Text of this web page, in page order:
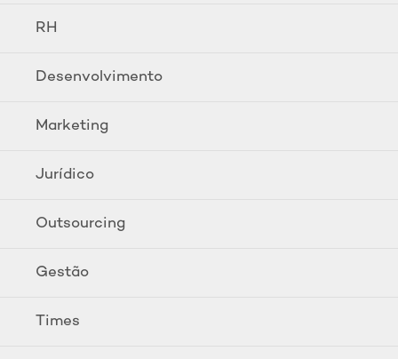
RH
Desenvolvimento
Marketing
Jurídico
Outsourcing
Gestão
Times